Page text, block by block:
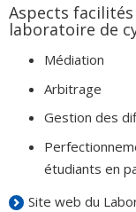
Aspects
laboratoire de
Médiation
Arbitrage
Gestion des
étudiants en
Site web du